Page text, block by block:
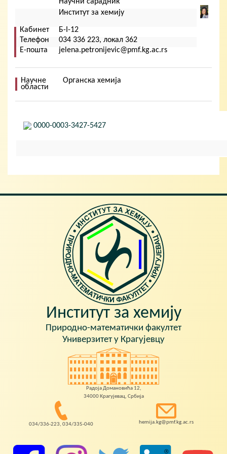
Кориснички мени
Институт за хемију
Кабинет
Б-I-12
Телефон
034 336 223, локал 362
Е-пошта
jelena.petronijevic@pmf.kg.ac.rs
Научне
области
Органска хемија
0000-0003-3427-5427
Институт за хемију
Природно-математички факултет
Универзитет у Крагујевцу
Радоја Домановића 12,
34000 Крагујевац, Србија
034/336-223, 034/335-040 hemija.kg@pmf.kg.ac.rs